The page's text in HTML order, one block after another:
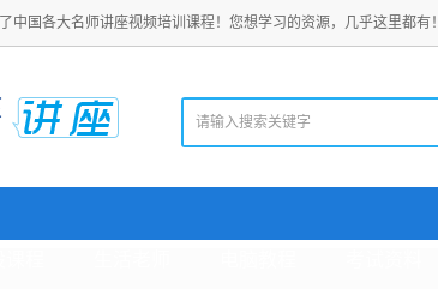
中国各大名师讲座视频培训课程！您想学习的资源，几乎这里都有！